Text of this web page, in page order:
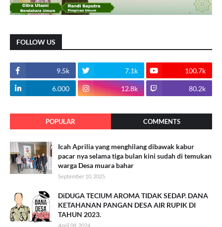
FOLLOW US
9.5k 7.1k 100.7k
6.000 12.8k 80.2k
POPULAR COMMENTS
Icah Aprilia yang menghilang dibawak kabur
pacar nya selama tiga bulan kini sudah di temukan
warga Desa muara bahar
September 10, 2025
DiDUGA TECIUM AROMA TIDAK SEDAP. DANA
KETAHANAN PANGAN DESA AIR RUPIK DI
TAHUN 2023.
April 08, 2024